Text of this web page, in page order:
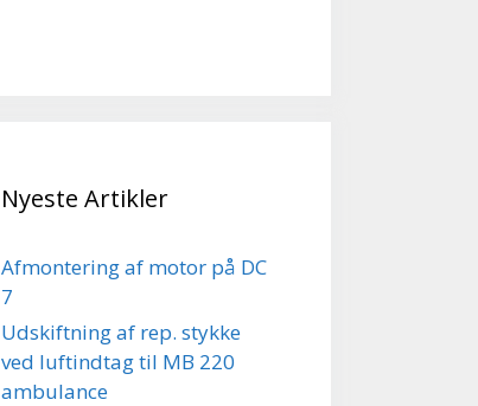
Nyeste Artikler
Afmontering af motor på DC
7
Udskiftning af rep. stykke
ved luftindtag til MB 220
ambulance